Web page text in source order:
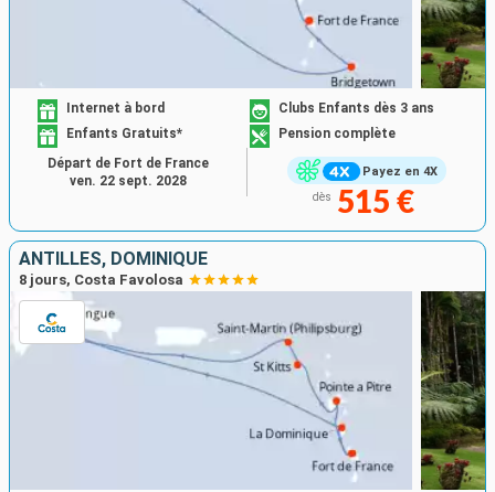
Payez en 4X
Internet à bord
Clubs Enfants dès 3 ans
Enfants Gratuits*
Pension complète
dès 515 €
Départ de Fort de France
ven. 22 sept. 2028
ANTILLES, DOMINIQUE
8 jours, Costa Favolosa